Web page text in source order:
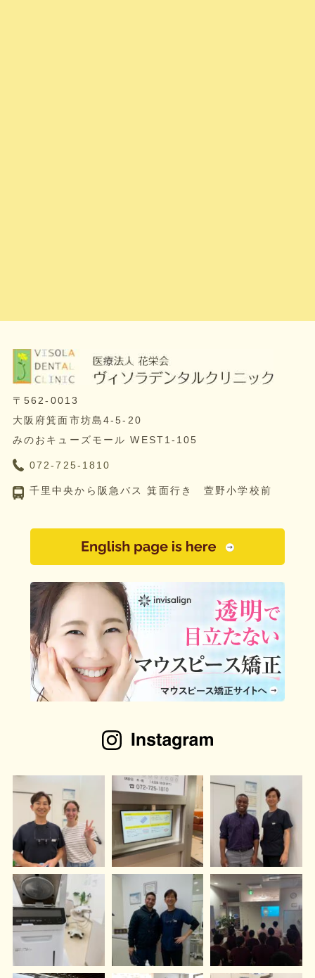
〒562-0013
大阪府箕面市坊島4-5-20
みのおキューズモール WEST1-105
072-725-1810
千里中央から阪急バス 箕面行き 萱野小学校前